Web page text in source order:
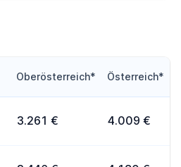
Oberösterreich* Österreich*
3.261 € 4.009 €